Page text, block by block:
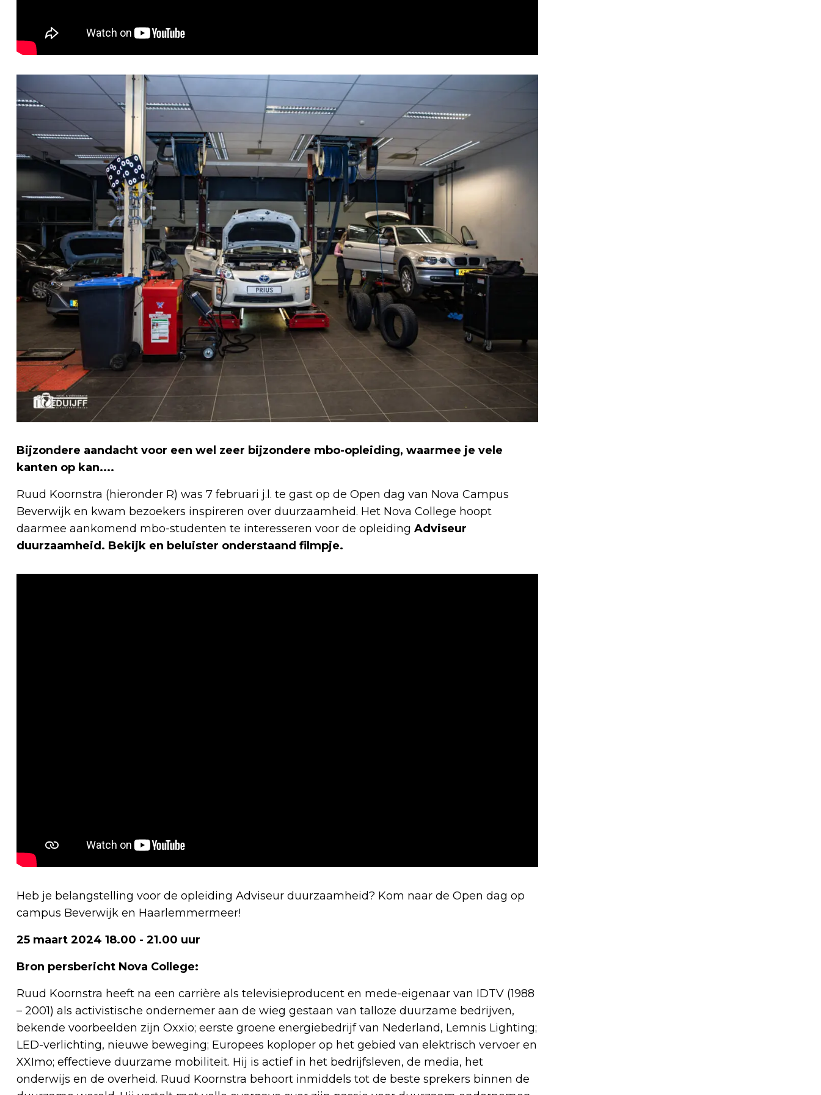
Bijzondere aandacht voor een wel zeer bijzondere mbo-opleiding, waarmee je vele
kanten op kan....
Ruud Koornstra (hieronder R) was 7 februari j.l. te gast op de Open dag van Nova Campus
Beverwijk en kwam bezoekers inspireren over duurzaamheid. Het Nova College hoopt
daarmee aankomend mbo-studenten te interesseren voor de opleiding Adviseur
duurzaamheid. Bekijk en beluister onderstaand filmpje.
Heb je belangstelling voor de opleiding Adviseur duurzaamheid? Kom naar de Open dag op
campus Beverwijk en Haarlemmermeer!
25 maart 2024 18.00 - 21.00 uur
Bron persbericht Nova College:
Ruud Koornstra heeft na een carrière als televisieproducent en mede-eigenaar van IDTV (1988
– 2001) als activistische ondernemer aan de wieg gestaan van talloze duurzame bedrijven,
bekende voorbeelden zijn Oxxio; eerste groene energiebedrijf van Nederland, Lemnis Lighting;
LED-verlichting, nieuwe beweging; Europees koploper op het gebied van elektrisch vervoer en
XXImo; effectieve duurzame mobiliteit. Hij is actief in het bedrijfsleven, de media, het
onderwijs en de overheid. Ruud Koornstra behoort inmiddels tot de beste sprekers binnen de